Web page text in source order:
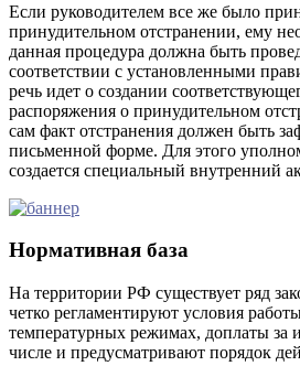
Если руководителем все же было
принудительном отстранении, ему
данная процедура должна быть
соответствии с установленными
речь идет о создании
распоряжения о принудительном
сам факт отстранения должен быть
письменной форме. Для этого
создается специальный внутренний
Нормативная база
На территории РФ существует ряд
четко регламентируют условия
температурных режимах, доплаты за
числе и предусматривают порядок